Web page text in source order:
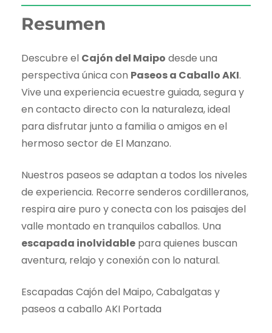
Resumen
Descubre el Cajón del Maipo desde una
perspectiva única con Paseos a Caballo AKI.
Vive una experiencia ecuestre guiada, segura y
en contacto directo con la naturaleza, ideal
para disfrutar junto a familia o amigos en el
hermoso sector de El Manzano.
Nuestros paseos se adaptan a todos los niveles
de experiencia. Recorre senderos cordilleranos,
respira aire puro y conecta con los paisajes del
valle montado en tranquilos caballos. Una
escapada inolvidable para quienes buscan
aventura, relajo y conexión con lo natural.
Escapadas Cajón del Maipo, Cabalgatas y
paseos a caballo AKI Portada